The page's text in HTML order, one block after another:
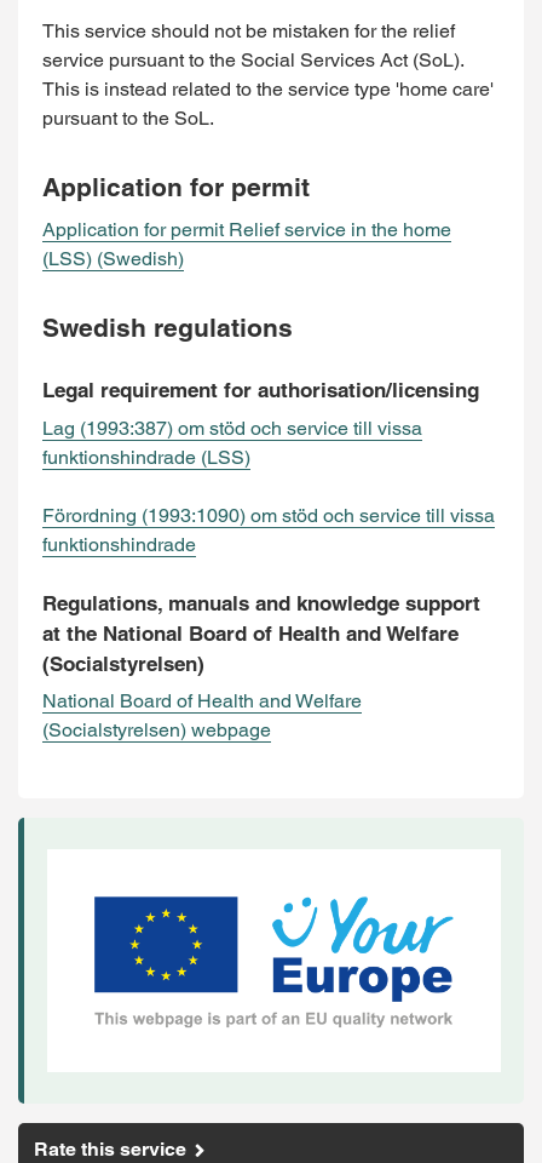
This service should not be mistaken for the relief
service pursuant to the Social Services Act (SoL).
This is instead related to the service type 'home care'
pursuant to the SoL.
Application for permit
Application for permit Relief service in the home
(LSS) (Swedish)
Swedish regulations
Legal requirement for authorisation/licensing
Lag (1993:387) om stöd och service till vissa
funktionshindrade (LSS)
Förordning (1993:1090) om stöd och service till vissa
funktionshindrade
Regulations, manuals and knowledge support
at the National Board of Health and Welfare
(Socialstyrelsen)
National Board of Health and Welfare
(Socialstyrelsen) webpage
Rate this service